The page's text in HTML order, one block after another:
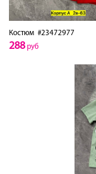
Костюм #23472977
288руб